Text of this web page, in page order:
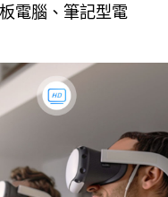
電腦、筆記型電